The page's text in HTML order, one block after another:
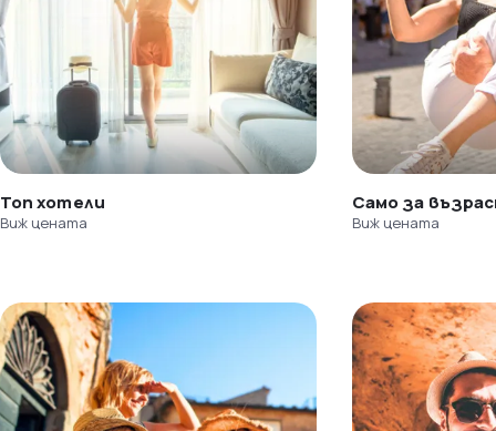
Топ хотели
Виж цената
Само за
Виж цената